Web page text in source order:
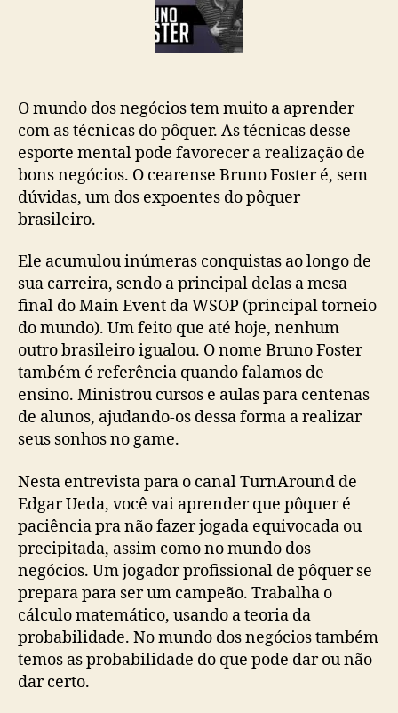
O mundo dos negócios tem muito a aprender
com as técnicas do pôquer. As técnicas desse
esporte mental pode favorecer a realização de
bons negócios. O cearense Bruno Foster é, sem
dúvidas, um dos expoentes do pôquer
brasileiro.
Ele acumulou inúmeras conquistas ao longo de
sua carreira, sendo a principal delas a mesa
final do Main Event da WSOP (principal torneio
do mundo). Um feito que até hoje, nenhum
outro brasileiro igualou. O nome Bruno Foster
também é referência quando falamos de
ensino. Ministrou cursos e aulas para centenas
de alunos, ajudando-os dessa forma a realizar
seus sonhos no game.
Nesta entrevista para o canal TurnAround de
Edgar Ueda, você vai aprender que pôquer é
paciência pra não fazer jogada equivocada ou
precipitada, assim como no mundo dos
negócios. Um jogador profissional de pôquer se
prepara para ser um campeão. Trabalha o
cálculo matemático, usando a teoria da
probabilidade. No mundo dos negócios também
temos as probabilidade do que pode dar ou não
dar certo.